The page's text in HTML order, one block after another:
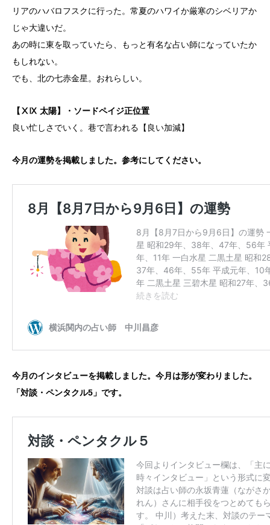
リアのハバロフスクに行った。常夏のハワイか厳寒のシベリアか
じゃ大違いだ。
あの時に東を取っていたら、もっと有名な占い師になっていたか
もしれない。
でも、北の七赤金星。おれらしい。
【ⅩⅨ 太陽】・ソードペイジ正位置
良い忙しさでいく。巷で言われる【良い加減】
今月の運勢を掲載しました。参考にしてください。
今月のインタビューを掲載しました。今月は形が変わりました。
「対談・ペンタクル5」です。